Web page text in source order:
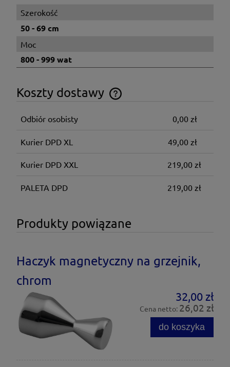
Szerokość
50 - 69 cm
Moc
800 - 999 wat
Koszty dostawy
Cena nie zawiera ewentualnych kosztów płatności
Odbiór osobisty 0,00 zł
Kurier DPD XL 49,00 zł
Kurier DPD XXL 219,00 zł
PALETA DPD 219,00 zł
Produkty powiązane
Haczyk magnetyczny na grzejnik,
chrom
32,00 zł
Cena netto: 26,02 zł
do koszyka